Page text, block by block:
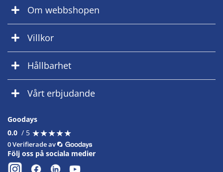
Om webbshopen
Villkor
Hållbarhet
Vårt erbjudande
Goodays
0.0 / 5 ★★★★★
★★★★★
0 Verifierade av
Följ oss på sociala medier